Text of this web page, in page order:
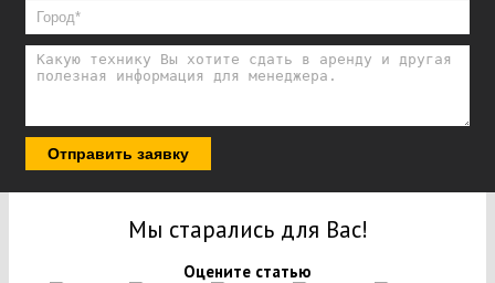
Отправить заявку
Мы старались для Вас!
Оцените статью